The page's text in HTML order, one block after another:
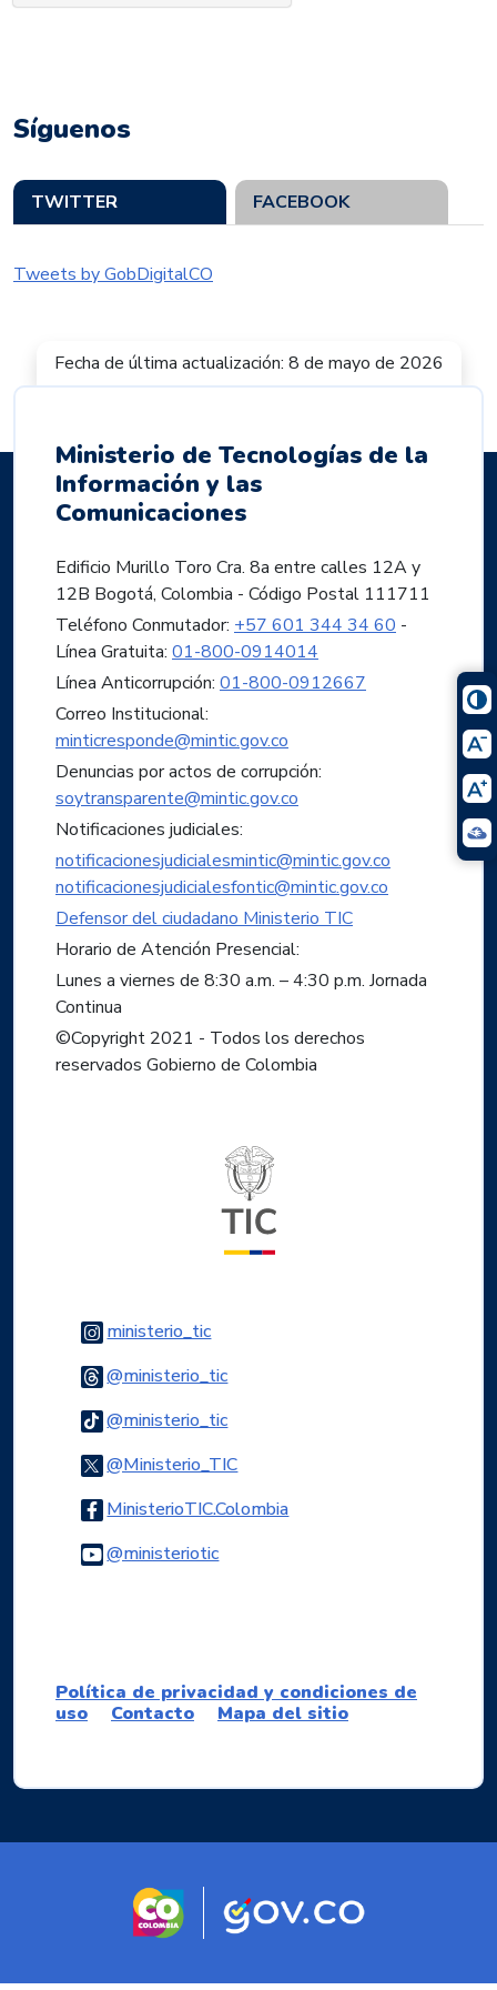
Síguenos
TWITTER FACEBOOK
Tweets by GobDigitalCO
Fecha de última actualización: 8 de mayo de 2026
Ministerio de Tecnologías de la
Información y las
Comunicaciones
Edificio Murillo Toro Cra. 8a entre calles 12A y
12B Bogotá, Colombia - Código Postal 111711
Teléfono Conmutador: +57 601 344 34 60 -
Línea Gratuita: 01-800-0914014
Línea Anticorrupción: 01-800-0912667
Correo Institucional:
minticresponde@mintic.gov.co
Denuncias por actos de corrupción:
soytransparente@mintic.gov.co
Notificaciones judiciales:
notificacionesjudicialesmintic@mintic.gov.co
notificacionesjudicialesfontic@mintic.gov.co
Defensor del ciudadano Ministerio TIC
Horario de Atención Presencial:
Lunes a viernes de 8:30 a.m. – 4:30 p.m. Jornada
Continua
©Copyright 2021 - Todos los derechos
reservados Gobierno de Colombia
ministerio_ticLogo Instagram
@ministerio_ticLogo Threads
@ministerio_ticLogo Tiktok
@Ministerio_TICLogo Twitter
MinisterioTIC.ColombiaLogo Facebook
@ministerioticLogo Youtube
Política de privacidad y condiciones de
uso
Contacto Mapa del sitio
Logo marca Colombia